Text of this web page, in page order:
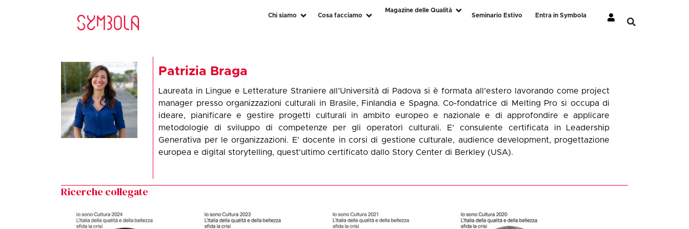
Chi siamo Cosa facciamo
Magazine delle Qualità
Seminario Estivo
Entra in Symbola
Patrizia Braga
Laureata in Lingue e Letterature Straniere all’Università di Padova si è formata all’estero lavorando come project
manager presso organizzazioni culturali in Brasile, Finlandia e Spagna. Co-fondatrice di Melting Pro si occupa di
ideare, pianificare e gestire progetti culturali in ambito europeo e nazionale e di approfondire e applicare
metodologie di sviluppo di competenze per gli operatori culturali. E’ consulente certificata in Leadership
Generativa per le organizzazioni. E' docente in corsi di gestione culturale, audience development, progettazione
europea e digital storytelling, quest'ultimo certificato dallo Story Center di Berkley (USA).
Ricerche collegate